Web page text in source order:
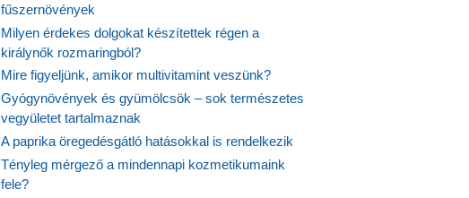
fűszernövények
Milyen érdekes dolgokat készítettek régen a
királynők rozmaringból?
Mire figyeljünk, amikor multivitamint veszünk?
Gyógynövények és gyümölcsök – sok természetes
vegyületet tartalmaznak
A paprika öregedésgátló hatásokkal is rendelkezik
Tényleg mérgező a mindennapi kozmetikumaink
fele?